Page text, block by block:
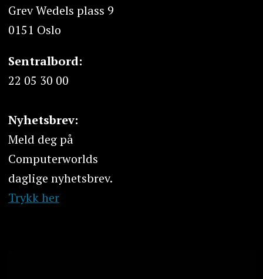
Grev Wedels plass 9
0151 Oslo
Sentralbord:
22 05 30 00
Nyhetsbrev:
Meld deg på
Computerworlds
daglige nyhetsbrev.
Trykk her